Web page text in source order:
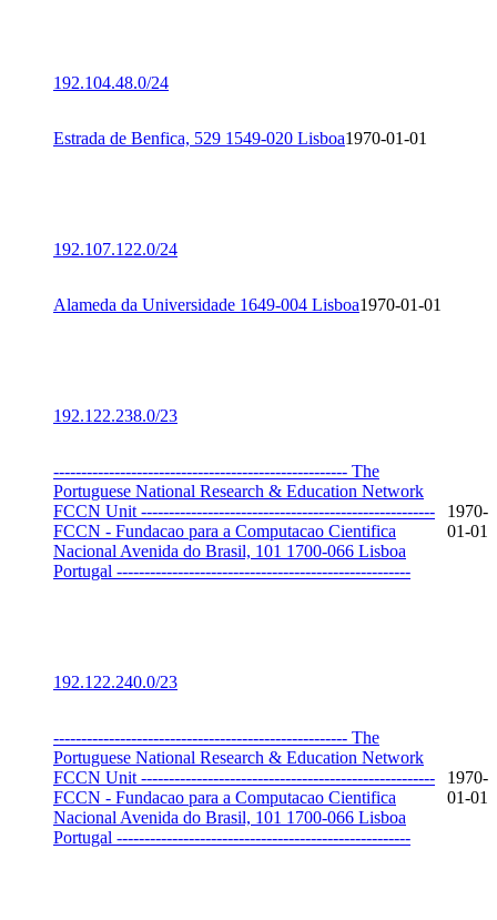
192.104.48.0/24
Estrada de Benfica, 529 1549-020 Lisboa1970-01-01
192.107.122.0/24
Alameda da Universidade 1649-004 Lisboa1970-01-01
192.122.238.0/23
----------------------------------------------------- The
Portuguese National Research & Education Network
FCCN Unit -----------------------------------------------------
FCCN - Fundacao para a Computacao Cientifica
Nacional Avenida do Brasil, 101 1700-066 Lisboa
Portugal -----------------------------------------------------
1970-
01-01
192.122.240.0/23
----------------------------------------------------- The
Portuguese National Research & Education Network
FCCN Unit -----------------------------------------------------
FCCN - Fundacao para a Computacao Cientifica
Nacional Avenida do Brasil, 101 1700-066 Lisboa
Portugal -----------------------------------------------------
1970-
01-01